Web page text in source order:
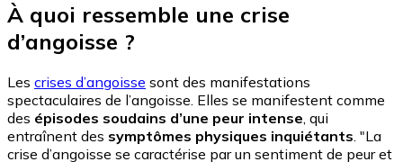
À quoi ressemble une crise
d’angoisse ?
Les crises d’angoisse sont des manifestations
spectaculaires de l’angoisse. Elles se manifestent comme
des épisodes soudains d’une peur intense, qui
entraînent des symptômes physiques inquiétants. "La
crise d’angoisse se caractérise par un sentiment de peur et